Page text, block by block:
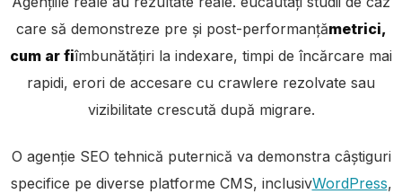
care să demonstreze pre și post-performanțămetrici,
cum ar fiîmbunătățiri la indexare, timpi de încărcare mai
rapidi, erori de accesare cu crawlere rezolvate sau
vizibilitate crescută după migrare.
O agenție SEO tehnică puternică va demonstra câștiguri
specifice pe diverse platforme CMS, inclusivWordPress,